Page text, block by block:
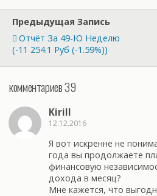
Предыдущая Запись
Отчёт За 49-Ю Неделю
(-11 254.1 Руб (-1.59%))
комментариев 39
Kirill
12.12.2016
Я вот искренне не
года вы продолжаете
финансовую
дохода в месяц?
Мне кажется, что